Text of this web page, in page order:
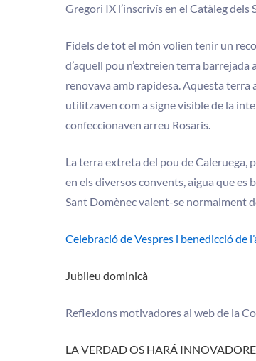
Gregori IX l’inscrivís en el Catàleg dels
Fidels de tot el món volien tenir un
d’aquell pou n’extreien terra
renovava amb rapidesa. Aquesta terra
utilitzaven com a signe visible de la
confeccionaven arreu Rosaris.
La terra extreta del pou de Caleruega,
en els diversos convents, aigua que es
Sant Domènec valent-se normalment
Celebració de Vespres i benedicció de
Jubileu dominicà
Reflexions motivadores al web de la
LA VERDAD OS HARÁ